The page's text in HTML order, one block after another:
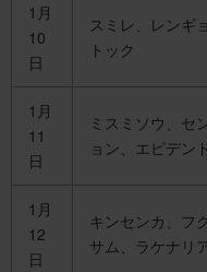
1月
10
日
スミレ、レンギ
トック
1月
11
日
ミスミソウ、セ
ョン、エピデン
1月
12
日
キンセンカ、フ
サム、ラケナリ